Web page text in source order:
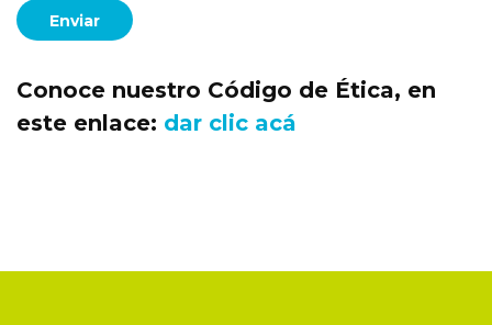
Conoce nuestro Código de Ética, en
este enlace: dar clic acá